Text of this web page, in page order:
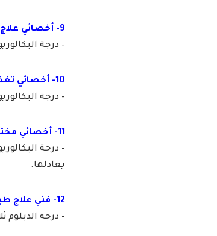
9- أخصائي علاج طبيعي:
– درجة
10- أخصائي تغذية سريرية:
– درجة
11- أخصائي مختبرات طبية:
– درجة
يعادلها.
12- فني علاج طبيعي:
– درجة